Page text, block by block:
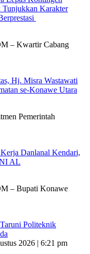
Karakter
– Kwartir Cabang
Hj. Misra Wastawati
se-Konawe Utara
Pemerintah
Danlanal Kendari,
AL
– Bupati Konawe
Politeknik
2026 | 6:21 pm